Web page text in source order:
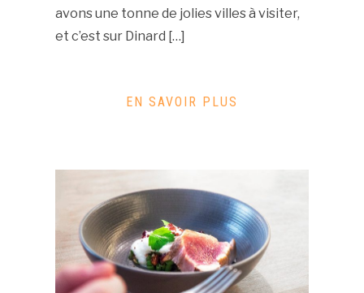
avons une tonne de jolies villes à visiter,
et c’est sur Dinard […]
EN SAVOIR PLUS